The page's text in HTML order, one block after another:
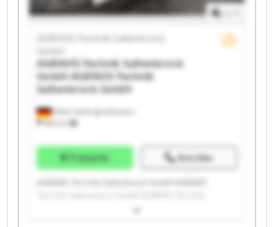
Melle-Wellingholzhausen
685 km
AGRAVIS Technik Saltenbrock
AGRAVIS Technik Saltenbrock
GmbHAGRAVIS Technik
Saltenbrock GmbH
Preisinfo Anrufen
Saltenbrock GmbH AGRAVIS Technik Saltenbrock